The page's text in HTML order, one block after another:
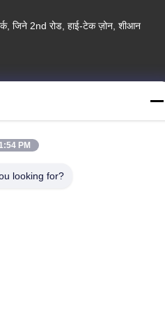
जिने 2nd रोड, हाई-टेक ज़ोन, शीआन
आपूर्तिकर्ता. कॉपीराइट © 2024-2026
Ltd. . सर्वाधिकार सुरक्षित।
PM
looking for?